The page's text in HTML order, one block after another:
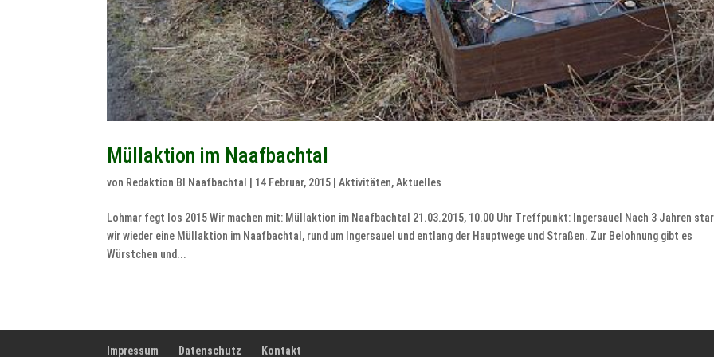
Müllaktion im Naafbachtal
von Redaktion BI Naafbachtal 14 Februar, 2015 |Aktivitäten,Aktuelles
Lohmar fegt los 2015 Wir machen mit: Müllaktion im Naafbachtal 21.03.2015, 10.00 Uhr Treffpunkt: Ingersauel Nach 3 Jahren
wir wieder eine Müllaktion im Naafbachtal, rund um Ingersauel und entlang der Hauptwege und Straßen. Zur Belohnung gibt es
Würstchen und...
Impressum Datenschutz Kontakt